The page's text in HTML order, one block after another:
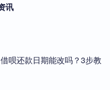
讯
呗还款日期能改吗？3步教